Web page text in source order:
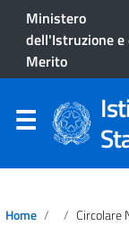
Ministero
dell'Istruzione e
Merito
Home Circolare N. 2